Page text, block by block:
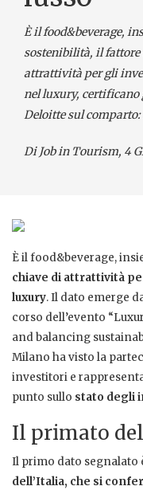
È il food&beverage,
sostenibilità, il fattore
attrattività per gli
nel luxury,
Deloitte sul
Di Job in Tourism, 4
È il food&beverage,
chiave di attrattività
luxury. Il dato emerge
corso dell’evento
and balancing
Milano ha visto la
investitori e
punto sullo stato degli
Il primato
Il primo dato segnalato
dell’Italia, che si